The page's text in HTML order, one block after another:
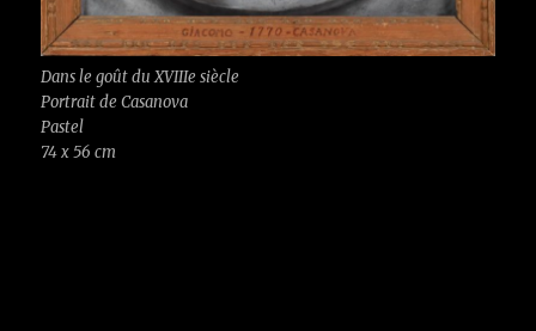
Dans le goût du XVIIIe siècle
Portrait de Casanova
Pastel
74 x 56 cm